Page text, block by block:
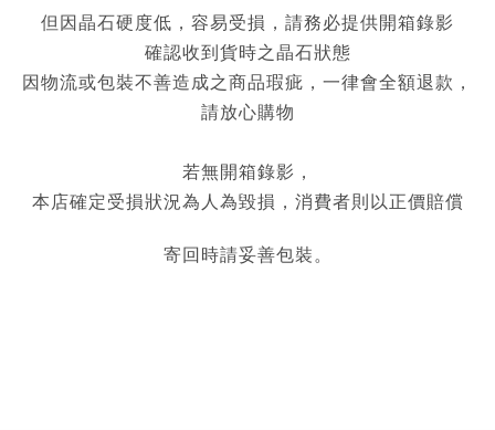
但因晶石硬度低，容易受損，請務必提供開箱錄影
確認收到貨時之晶石狀態
因物流或包裝不善造成之商品瑕疵，一律會全額退款，
請放心購物
若無開箱錄影，
本店確定受損狀況為人為毀損，消費者則以正價賠償
寄回時請妥善包裝。